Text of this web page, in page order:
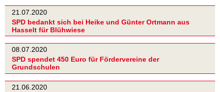
21.07.2020
SPD bedankt sich bei Heike und Günter Ortmann aus
Hasselt für Blühwiese
08.07.2020
SPD spendet 450 Euro für Fördervereine der
Grundschulen
21.06.2020